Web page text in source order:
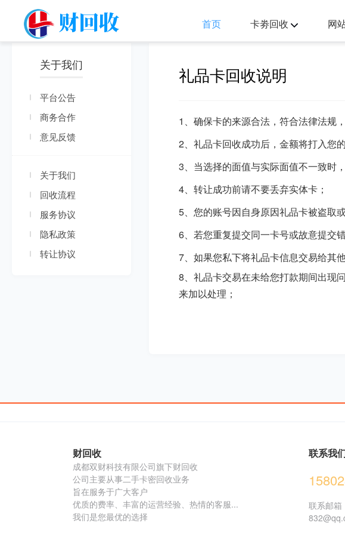
首页 卡劵回收 网
关于我们
平台公告
商务合作
意见反馈
关于我们
回收流程
服务协议
隐私政策
转让协议
礼品卡回收说明
1、确保卡的来源合法，符合法律法规
2、礼品卡回收成功后，金额将打入您
3、当选择的面值与实际面值不一致时
4、转让成功前请不要丢弃实体卡；
5、您的账号因自身原因礼品卡被盗取
6、若您重复提交同一卡号或故意提交
7、如果您私下将礼品卡信息交易给其
8、礼品卡交易在未给您打款期间出现
来加以处理；
财回收
成都双财科技有限公司旗下财回收
公司主要从事二手卡密回收业务
旨在服务于广大客户
优质的费率、丰富的运营经验、热情的客服...
我们是您最优的选择
联系我
联系邮箱